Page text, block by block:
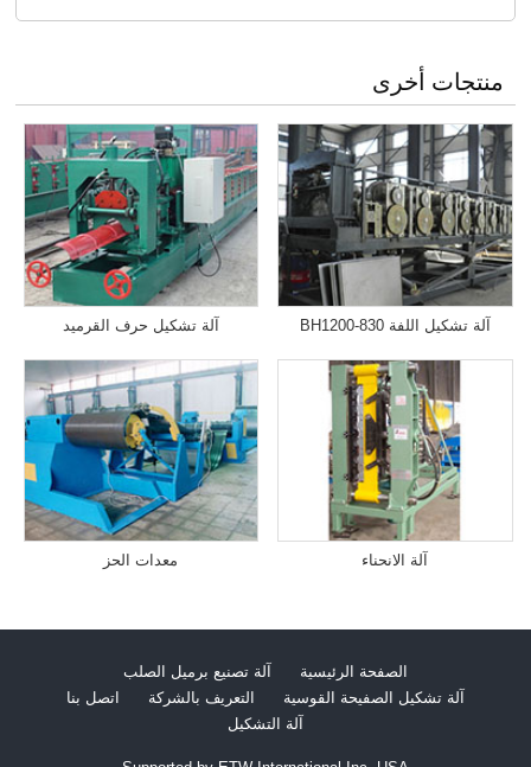
منتجات أخرى
آلة تشكيل اللفة BH1200-830 آلة تشكيل حرف القرميد
آلة الانحناء معدات الحز
الصفحة الرئيسية
آلة تصنيع برميل الصلب
آلة تشكيل الصفيحة القوسية
التعريف بالشركة
اتصل بنا
آلة التشكيل